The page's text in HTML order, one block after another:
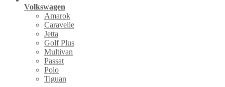
Volkswagen
Amarok
Caravelle
Jetta
Golf Plus
Multivan
Passat
Polo
Tiguan